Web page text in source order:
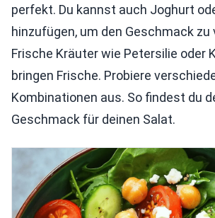
perfekt. Du kannst auch Joghurt
hinzufügen, um den Geschmack zu
Frische Kräuter wie Petersilie oder
bringen Frische. Probiere
Kombinationen aus. So findest du
Geschmack für deinen Salat.